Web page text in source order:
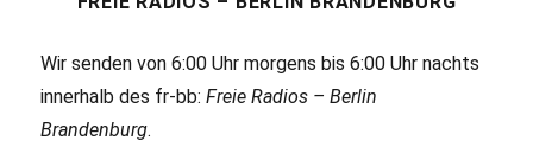
Wir senden von 6:00 Uhr morgens bis 6:00 Uhr nachts
innerhalb des fr-bb:Freie Radios – Berlin
Brandenburg.